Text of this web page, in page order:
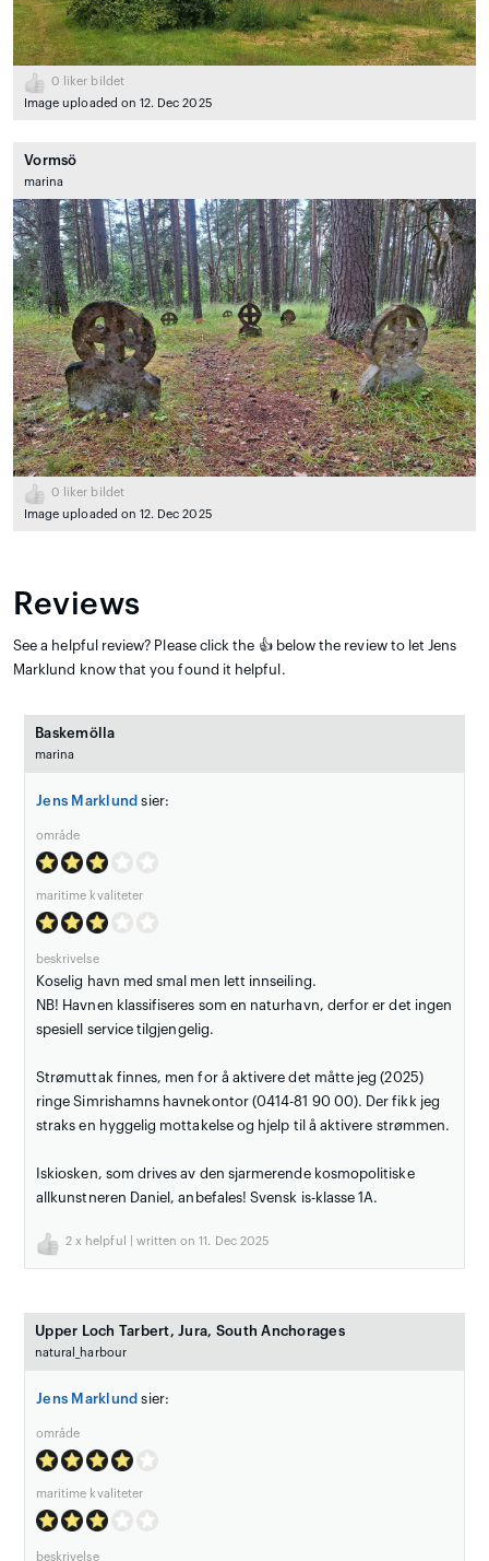
0 liker bildet
Image uploaded on 12. Dec 2025
Vormsö
marina
0 liker bildet
Image uploaded on 12. Dec 2025
Reviews
See a helpful review? Please click the 👍 below the review to let Jens
Marklund know that you found it helpful.
Baskemölla
marina
Jens Marklund sier:
område
maritime kvaliteter
beskrivelse
Koselig havn med smal men lett innseiling.
NB! Havnen klassifiseres som en naturhavn, derfor er det ingen
spesiell service tilgjengelig.
Strømuttak finnes, men for å aktivere det måtte jeg (2025)
ringe Simrishamns havnekontor (0414-81 90 00). Der fikk jeg
straks en hyggelig mottakelse og hjelp til å aktivere strømmen.
Iskiosken, som drives av den sjarmerende kosmopolitiske
allkunstneren Daniel, anbefales! Svensk is-klasse 1A.
2 x helpful | written on 11. Dec 2025
Upper Loch Tarbert, Jura, South Anchorages
natural_harbour
Jens Marklund sier:
område
maritime kvaliteter
beskrivelse